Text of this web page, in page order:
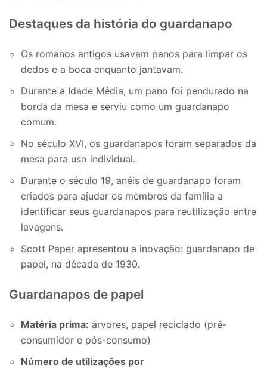
Destaques da história do guardanapo
Os romanos antigos usavam panos para limpar os
dedos e a boca enquanto jantavam.
Durante a Idade Média, um pano foi pendurado na
borda da mesa e serviu como um guardanapo
comum.
No século XVI, os guardanapos foram separados da
mesa para uso individual.
Durante o século 19, anéis de guardanapo foram
criados para ajudar os membros da família a
identificar seus guardanapos para reutilização entre
lavagens.
Scott Paper apresentou a inovação: guardanapo de
papel, na década de 1930.
Guardanapos de papel
Matéria prima: árvores, papel reciclado (pré-
consumidor e pós-consumo)
Número de utilizações por